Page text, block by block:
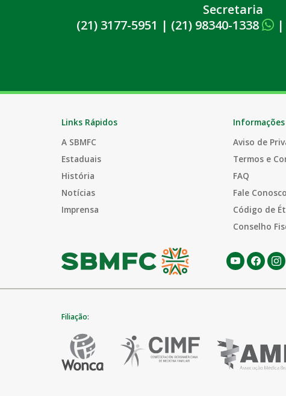
Secretaria
(21) 3177-5951 | (21) 98340-1338 |
Links Rápidos
A SBMFC
Estaduais
História
Notícias
Imprensa
Informações
Aviso de
Termos e
FAQ
Fale Conosco
Código de
Conselho
Filiação: